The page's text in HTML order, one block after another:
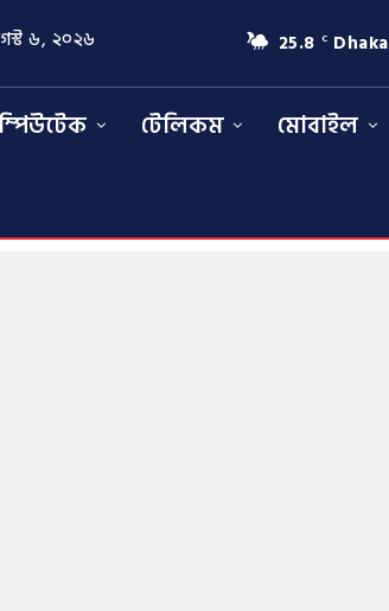
৬, ২০২৬ 25.8 C Dhaka
টেলিকম মোবাইল